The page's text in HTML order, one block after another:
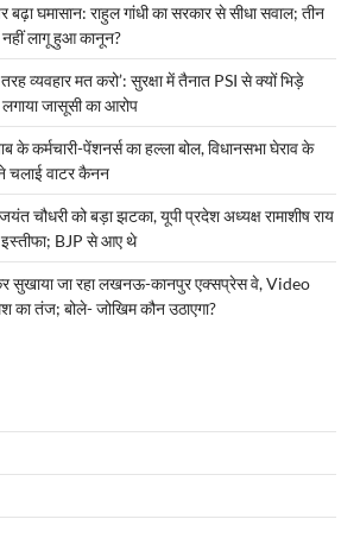
बढ़ा घमासान: राहुल गांधी का सरकार से सीधा सवाल; तीन
नहीं लागू हुआ कानून?
व्यवहार मत करो’: सुरक्षा में तैनात PSI से क्यों भिड़े
जासूसी का आरोप
के कर्मचारी-पेंशनर्स का हल्ला बोल, विधानसभा घेराव के
चलाई वाटर कैनन
चौधरी को बड़ा झटका, यूपी प्रदेश अध्यक्ष रामाशीष राय
इस्तीफा; BJP से आए थे
सुखाया जा रहा लखनऊ-कानपुर एक्सप्रेस वे, Video
तंज; बोले- जोखिम कौन उठाएगा?